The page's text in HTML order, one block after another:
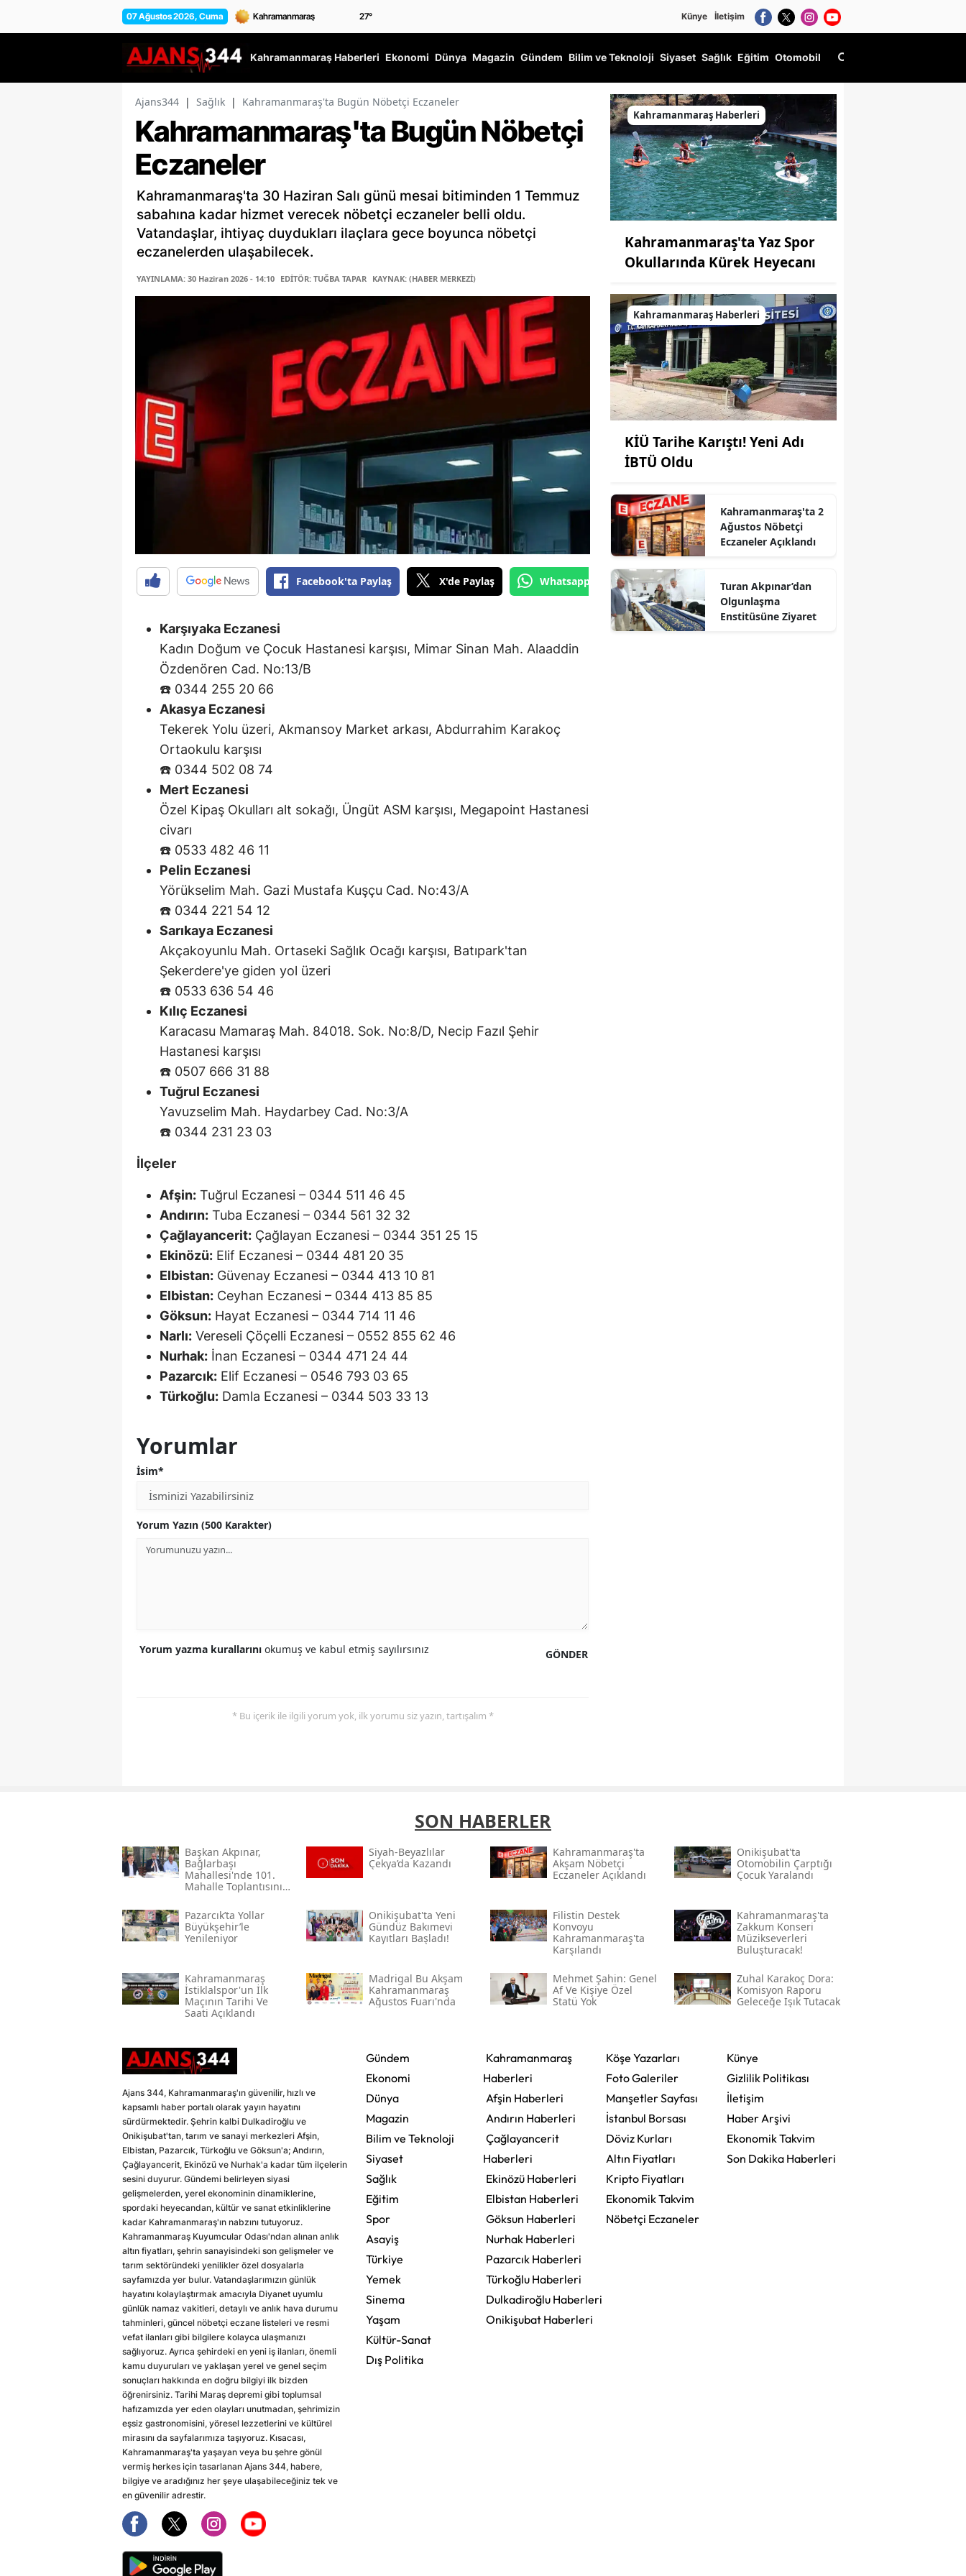
07 Ağustos 2026, Cuma 27° Künye İletişim
Kahramanmaraş Haberleri Ekonomi Dünya Magazin Gündem Bilim ve Teknoloji Siyaset Sağlık Eğitim Otomobil
Ajans344 | Sağlık | Kahramanmaraş'ta Bugün Nöbetçi Eczaneler
Kahramanmaraş'ta Bugün Nöbetçi
Eczaneler
Kahramanmaraş'ta 30 Haziran Salı günü mesai bitiminden 1 Temmuz
sabahına kadar hizmet verecek nöbetçi eczaneler belli oldu.
Vatandaşlar, ihtiyaç duydukları ilaçlara gece boyunca nöbetçi
eczanelerden ulaşabilecek.
YAYINLAMA: 30 Haziran 2026 - 14:10 EDİTÖR: TUĞBA TAPAR KAYNAK: (HABER MERKEZİ)
Facebook'ta Paylaş X'de Paylaş Whatsapp'tan Gönder
Karşıyaka Eczanesi
Kadın Doğum ve Çocuk Hastanesi karşısı, Mimar Sinan Mah. Alaaddin
Özdenören Cad. No:13/B
☎️ 0344 255 20 66
Akasya Eczanesi
Tekerek Yolu üzeri, Akmansoy Market arkası, Abdurrahim Karakoç
Ortaokulu karşısı
☎️ 0344 502 08 74
Mert Eczanesi
Özel Kipaş Okulları alt sokağı, Üngüt ASM karşısı, Megapoint Hastanesi
civarı
☎️ 0533 482 46 11
Pelin Eczanesi
Yörükselim Mah. Gazi Mustafa Kuşçu Cad. No:43/A
☎️ 0344 221 54 12
Sarıkaya Eczanesi
Akçakoyunlu Mah. Ortaseki Sağlık Ocağı karşısı, Batıpark'tan
Şekerdere'ye giden yol üzeri
☎️ 0533 636 54 46
Kılıç Eczanesi
Karacasu Mamaraş Mah. 84018. Sok. No:8/D, Necip Fazıl Şehir
Hastanesi karşısı
☎️ 0507 666 31 88
Tuğrul Eczanesi
Yavuzselim Mah. Haydarbey Cad. No:3/A
☎️ 0344 231 23 03
İlçeler
Afşin: Tuğrul Eczanesi – 0344 511 46 45
Andırın: Tuba Eczanesi – 0344 561 32 32
Çağlayancerit: Çağlayan Eczanesi – 0344 351 25 15
Ekinözü: Elif Eczanesi – 0344 481 20 35
Elbistan: Güvenay Eczanesi – 0344 413 10 81
Elbistan: Ceyhan Eczanesi – 0344 413 85 85
Göksun: Hayat Eczanesi – 0344 714 11 46
Narlı: Vereseli Çöçelli Eczanesi – 0552 855 62 46
Nurhak: İnan Eczanesi – 0344 471 24 44
Pazarcık: Elif Eczanesi – 0546 793 03 65
Türkoğlu: Damla Eczanesi – 0344 503 33 13
Yorumlar
İsim*
Yorum Yazın (500 Karakter)
GÖNDER
Yorum yazma kurallarını okumuş ve kabul etmiş sayılırsınız
* Bu içerik ile ilgili yorum yok, ilk yorumu siz yazın, tartışalım *
Kahramanmaraş Haberleri
Kahramanmaraş'ta Yaz Spor
Okullarında Kürek Heyecanı
Kahramanmaraş Haberleri
KİÜ Tarihe Karıştı! Yeni Adı
İBTÜ Oldu
Kahramanmaraş'ta 2
Ağustos Nöbetçi
Eczaneler Açıklandı
Turan Akpınar’dan
Olgunlaşma
Enstitüsüne Ziyaret
SON HABERLER
Başkan Akpınar,
Bağlarbaşı
Mahallesi'nde 101.
Mahalle Toplantısını
Siyah-Beyazlılar
Çekya’da Kazandı
Kahramanmaraş'ta
Akşam Nöbetçi
Eczaneler Açıklandı
Onikişubat'ta
Otomobilin Çarptığı
Çocuk Yaralandı
Pazarcık’ta Yollar
Büyükşehir’le
Yenileniyor
Onikişubat'ta Yeni
Gündüz Bakımevi
Kayıtları Başladı!
Filistin Destek
Konvoyu
Kahramanmaraş'ta
Karşılandı
Kahramanmaraş'ta
Zakkum Konseri
Müzikseverleri
Buluşturacak!
Kahramanmaraş
İstiklalspor'un İlk
Maçının Tarihi Ve
Saati Açıklandı
Madrigal Bu Akşam
Kahramanmaraş
Ağustos Fuarı'nda
Mehmet Şahin: Genel
Af Ve Kişiye Özel
Statü Yok
Zuhal Karakoç Dora:
Komisyon Raporu
Geleceğe Işık Tutacak
Ajans 344, Kahramanmaraş'ın güvenilir, hızlı ve
kapsamlı haber portalı olarak yayın hayatını
sürdürmektedir. Şehrin kalbi Dulkadiroğlu ve
Onikişubat'tan, tarım ve sanayi merkezleri Afşin,
Elbistan, Pazarcık, Türkoğlu ve Göksun'a; Andırın,
Çağlayancerit, Ekinözü ve Nurhak'a kadar tüm ilçelerin
sesini duyurur. Gündemi belirleyen siyasi
gelişmelerden, yerel ekonominin dinamiklerine,
spordaki heyecandan, kültür ve sanat etkinliklerine
kadar Kahramanmaraş'ın nabzını tutuyoruz.
Kahramanmaraş Kuyumcular Odası'ndan alınan anlık
altın fiyatları, şehrin sanayisindeki son gelişmeler ve
tarım sektöründeki yenilikler özel dosyalarla
sayfamızda yer bulur. Vatandaşlarımızın günlük
hayatını kolaylaştırmak amacıyla Diyanet uyumlu
günlük namaz vakitleri, detaylı ve anlık hava durumu
tahminleri, güncel nöbetçi eczane listeleri ve resmi
vefat ilanları gibi bilgilere kolayca ulaşmanızı
sağlıyoruz. Ayrıca şehirdeki en yeni iş ilanları, önemli
kamu duyuruları ve yaklaşan yerel ve genel seçim
sonuçları hakkında en doğru bilgiyi ilk bizden
öğrenirsiniz. Tarihi Maraş depremi gibi toplumsal
hafızamızda yer eden olayları unutmadan, şehrimizin
eşsiz gastronomisini, yöresel lezzetlerini ve kültürel
mirasını da sayfalarımıza taşıyoruz. Kısacası,
Kahramanmaraş'ta yaşayan veya bu şehre gönül
vermiş herkes için tasarlanan Ajans 344, habere,
bilgiye ve aradığınız her şeye ulaşabileceğiniz tek ve
en güvenilir adrestir.
Gündem
Ekonomi
Dünya
Magazin
Bilim ve Teknoloji
Siyaset
Sağlık
Eğitim
Spor
Asayiş
Türkiye
Yemek
Sinema
Yaşam
Kültür-Sanat
Dış Politika
Kahramanmaraş
Haberleri
Afşin Haberleri
Andırın Haberleri
Çağlayancerit
Haberleri
Ekinözü Haberleri
Elbistan Haberleri
Göksun Haberleri
Nurhak Haberleri
Pazarcık Haberleri
Türkoğlu Haberleri
Dulkadiroğlu Haberleri
Onikişubat Haberleri
Köşe Yazarları
Foto Galeriler
Manşetler Sayfası
İstanbul Borsası
Döviz Kurları
Altın Fiyatları
Kripto Fiyatları
Ekonomik Takvim
Nöbetçi Eczaneler
Künye
Gizlilik Politikası
İletişim
Haber Arşivi
Ekonomik Takvim
Son Dakika Haberleri